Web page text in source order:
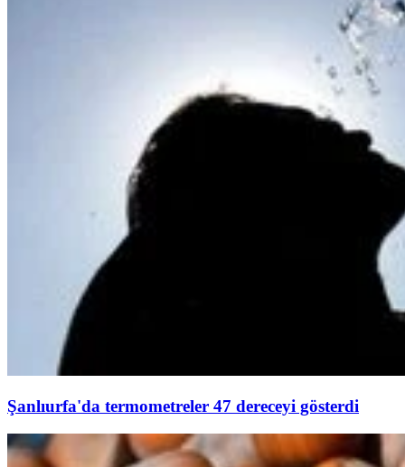
Şanlıurfa'da termometreler 47 dereceyi gösterdi